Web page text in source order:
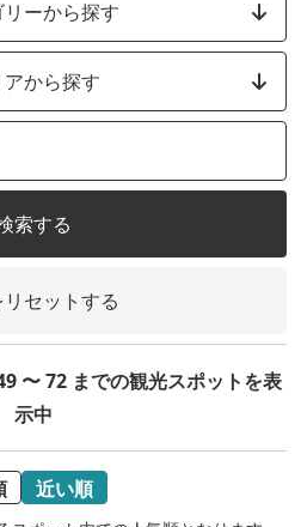
リーから探す
アから探す
索する
セットする
〜 72 までの観光スポットを表
示中
近い順